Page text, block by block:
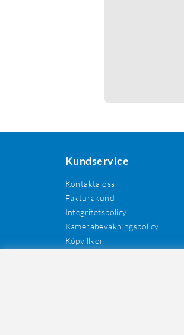
Kundservice
Kontakta oss
Fakturakund
Integritetspolicy
Kamerabevakningspolicy
Köpvillkor